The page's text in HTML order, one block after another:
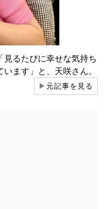
見るたびに幸せな気持ち
ます」と、天咲さん。
▶元記事を見る